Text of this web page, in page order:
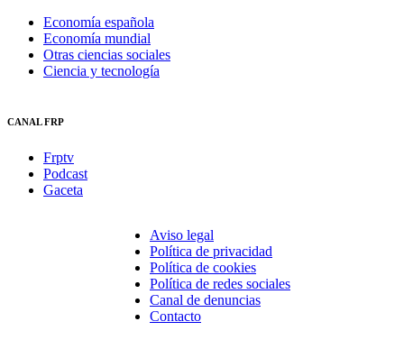
Economía española
Economía mundial
Otras ciencias sociales
Ciencia y tecnología
CANAL FRP
Frptv
Podcast
Gaceta
Aviso legal
Política de privacidad
Política de cookies
Política de redes sociales
Canal de denuncias
Contacto